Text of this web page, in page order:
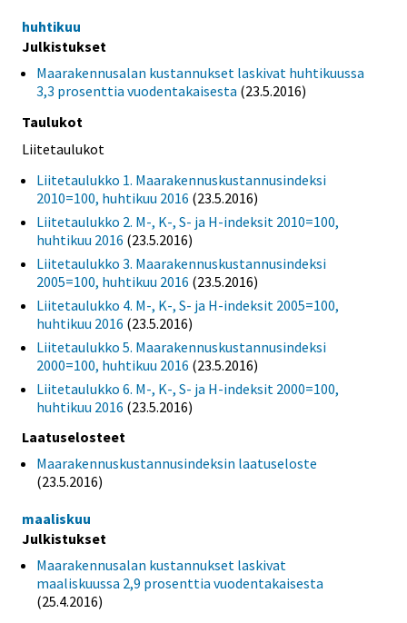
huhtikuu
Julkistukset
Maarakennusalan kustannukset laskivat huhtikuussa
3,3 prosenttia vuodentakaisesta (23.5.2016)
Taulukot
Liitetaulukot
Liitetaulukko 1. Maarakennuskustannusindeksi
2010=100, huhtikuu 2016 (23.5.2016)
Liitetaulukko 2. M-, K-, S- ja H-indeksit 2010=100,
huhtikuu 2016 (23.5.2016)
Liitetaulukko 3. Maarakennuskustannusindeksi
2005=100, huhtikuu 2016 (23.5.2016)
Liitetaulukko 4. M-, K-, S- ja H-indeksit 2005=100,
huhtikuu 2016 (23.5.2016)
Liitetaulukko 5. Maarakennuskustannusindeksi
2000=100, huhtikuu 2016 (23.5.2016)
Liitetaulukko 6. M-, K-, S- ja H-indeksit 2000=100,
huhtikuu 2016 (23.5.2016)
Laatuselosteet
Maarakennuskustannusindeksin laatuseloste
(23.5.2016)
maaliskuu
Julkistukset
Maarakennusalan kustannukset laskivat
maaliskuussa 2,9 prosenttia vuodentakaisesta
(25.4.2016)